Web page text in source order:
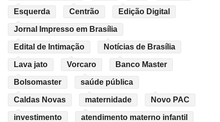
Esquerda Centrão Edição Digital
Jornal Impresso em Brasília
Edital de Intimação Notícias de Brasília
Lava jato Vorcaro Banco Master
Bolsomaster saúde pública
Caldas Novas maternidade Novo PAC
investimento atendimento materno infantil